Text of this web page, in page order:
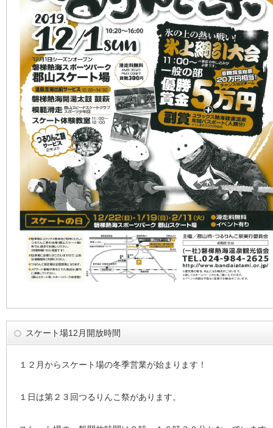
スケート場12月開放時間
１２月からスケート場の冬季営業が始まります！
１日は第２３回つるりんこ祭があります。